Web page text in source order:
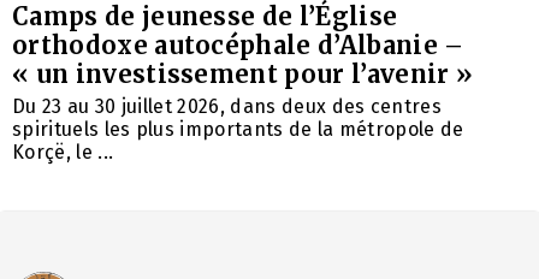
Camps de jeunesse de l’Église
orthodoxe autocéphale d’Albanie –
« un investissement pour l’avenir »
Du 23 au 30 juillet 2026, dans deux des centres
spirituels les plus importants de la métropole de
Korçë, le ...